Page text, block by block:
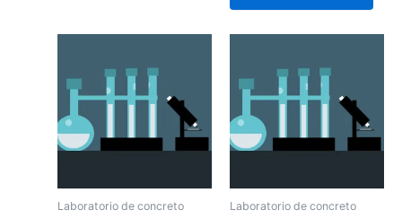
Laboratorio de concreto Laboratorio de concreto